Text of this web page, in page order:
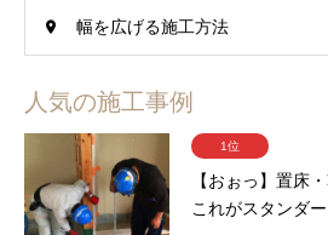
幅を広げる施工方法
人気の施工事例
1位
【おぉっ】置床
これがスタンダ